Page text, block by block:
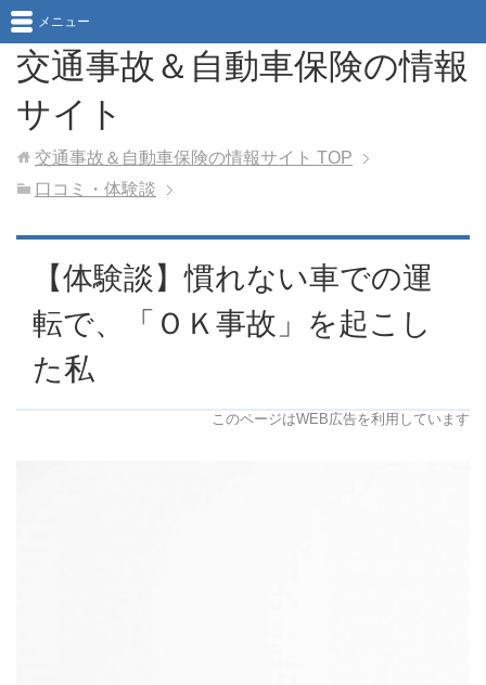
交通事故＆自動車保険の情報
サイト
メニュー
交通事故＆自動車保険の情報サイト TOP
口コミ・体験談
【体験談】慣れない車での運
転で、「ＯＫ事故」を起こし
た私
このページはWEB広告を利用しています